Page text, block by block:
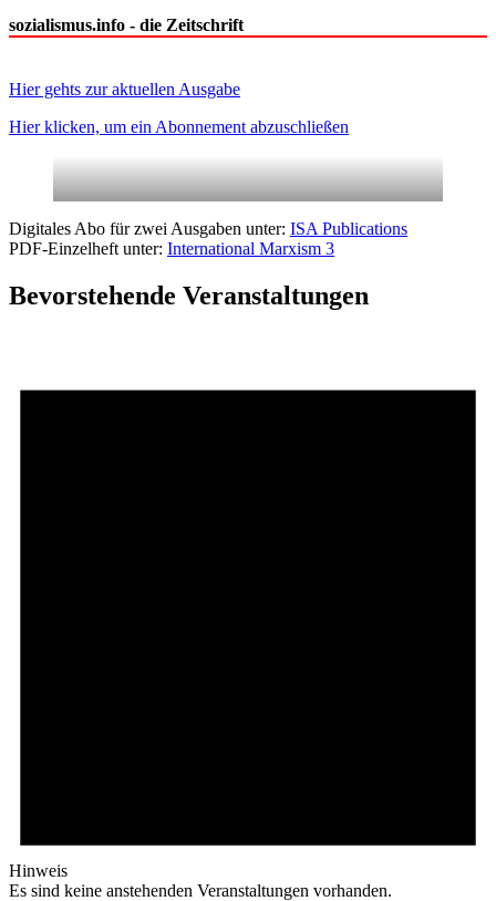
sozialismus.info - die Zeitschrift
Hier gehts zur aktuellen Ausgabe
Hier klicken, um ein Abonnement abzuschließen
Digitales Abo für zwei Ausgaben unter: ISA Publications
PDF-Einzelheft unter: International Marxism 3
Bevorstehende Veranstaltungen
Hinweis
Es sind keine anstehenden Veranstaltungen vorhanden.